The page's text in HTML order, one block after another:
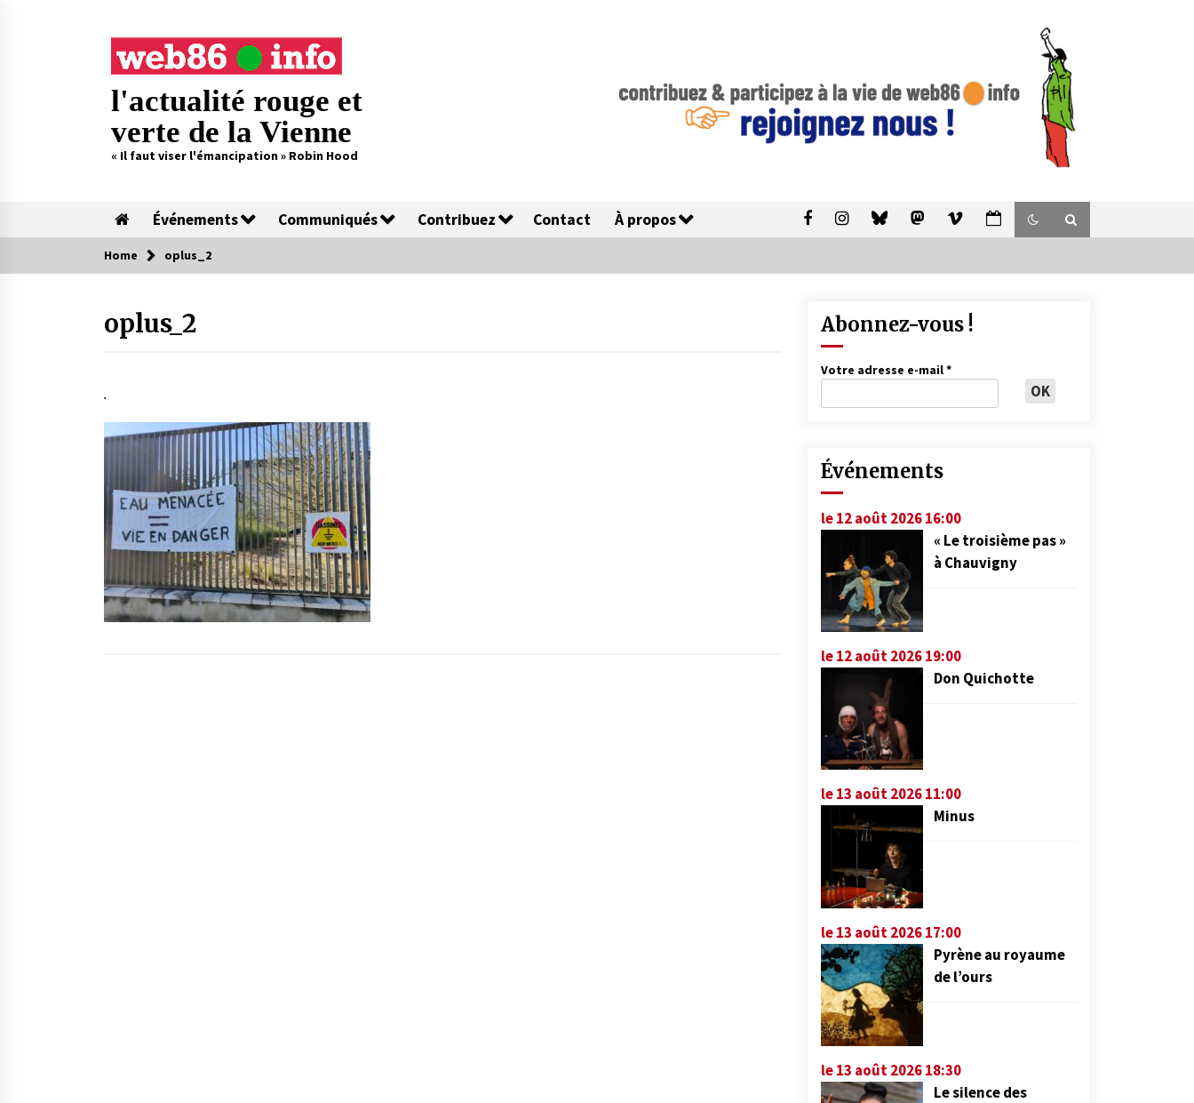
l'actualité rouge et
verte de la Vienne
« Il faut viser l'émancipation » Robin Hood
Événements Communiqués Contribuez Contact À propos
Home oplus_2
oplus_2
.
Abonnez-vous !
Votre adresse e-mail*
Événements
le 12 août 2026 16:00
« Le troisième pas »
à Chauvigny
le 12 août 2026 19:00
Don Quichotte
le 13 août 2026 11:00
Minus
le 13 août 2026 17:00
Pyrène au royaume
de l’ours
le 13 août 2026 18:30
Le silence des